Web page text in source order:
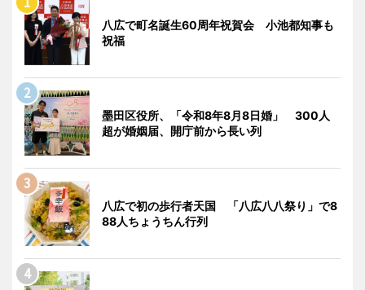
八広で町名誕生60周年祝賀会 小池都知事も
祝福
墨田区役所、「令和8年8月8日婚」 300人
超が婚姻届、開庁前から長い列
八広で初の歩行者天国 「八広八八祭り」で8
88人ちょうちん行列